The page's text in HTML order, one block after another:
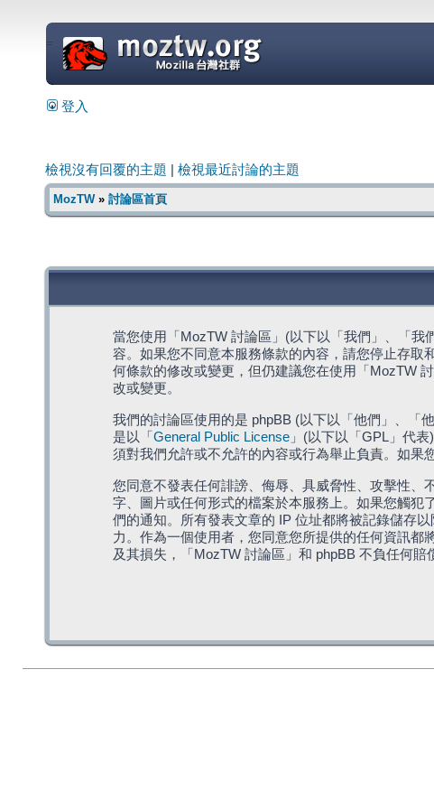
=
登入
檢視沒有回覆的主題 檢視最近討論的主題
MozTW» 討論區首頁
當您使用「MozTW 討論區」(以下以「我們」、「我
容。如果您不同意本服務條款的內容，請您停止存取
何條款的修改或變更，但仍建議您在使用「MozTW
改或變更。
我們的討論區使用的是 phpBB (以下以「他們」、「
是以「 General Public License」(以下以「GPL」代表
須對我們允許或不允許的內容或行為舉止負責。如果
您同意不發表任何誹謗、侮辱、具威脅性、攻擊性、
字、圖片或任何形式的檔案於本服務上。如果您觸犯
們的通知。所有發表文章的 IP 位址都將被記錄儲存
力。作為一個使用者，您同意您所提供的任何資訊都
及其損失，「MozTW 討論區」和 phpBB 不負任何賠